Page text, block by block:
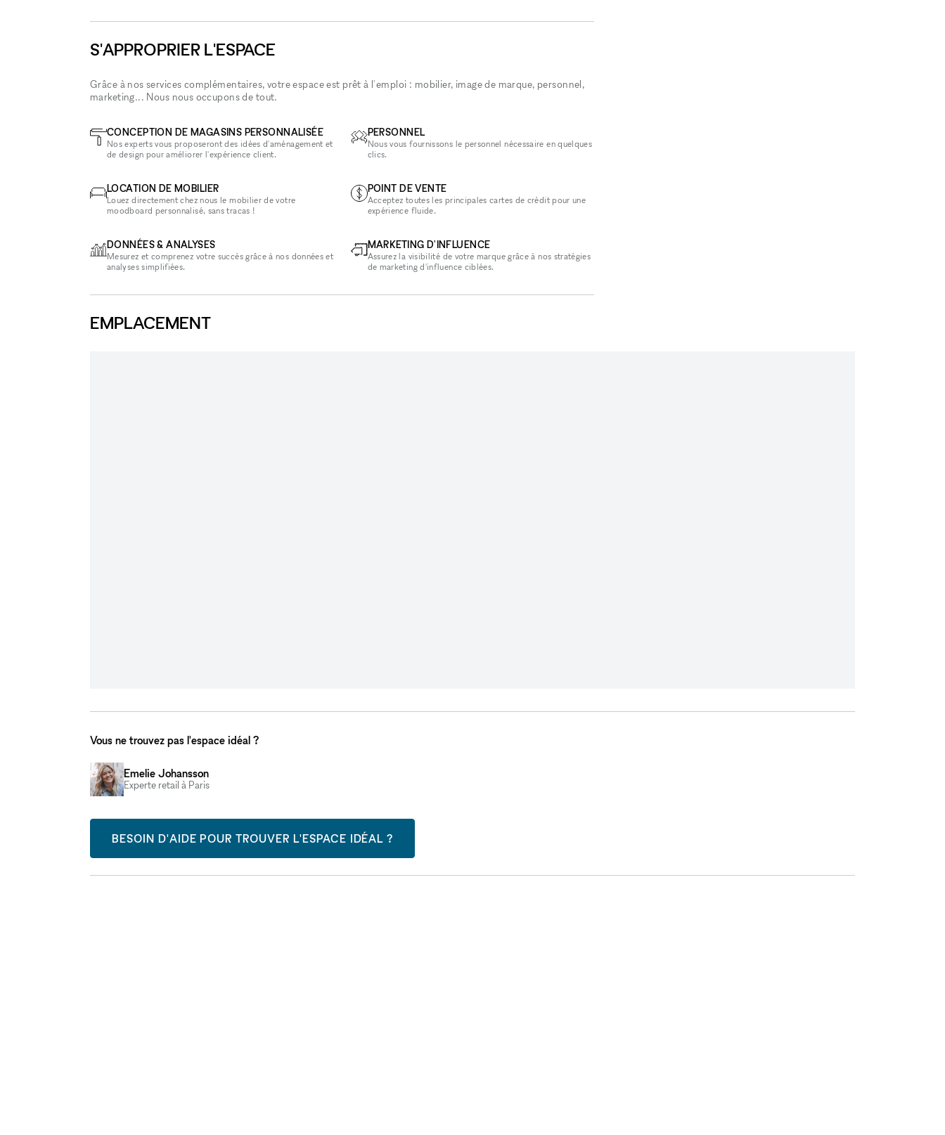
S'APPROPRIER L'ESPACE
Grâce à nos services complémentaires, votre espace est prêt à l'emploi : mobilier, image de marque, personnel,
marketing... Nous nous occupons de tout.
CONCEPTION DE MAGASINS PERSONNALISÉE
Nos experts vous proposeront des idées d'aménagement et
de design pour améliorer l'expérience client.
LOCATION DE MOBILIER
Louez directement chez nous le mobilier de votre
moodboard personnalisé, sans tracas !
DONNÉES & ANALYSES
Mesurez et comprenez votre succès grâce à nos données et
analyses simplifiées.
PERSONNEL
Nous vous fournissons le personnel nécessaire en quelques
clics.
POINT DE VENTE
Acceptez toutes les principales cartes de crédit pour une
expérience fluide.
MARKETING D'INFLUENCE
Assurez la visibilité de votre marque grâce à nos stratégies
de marketing d'influence ciblées.
EMPLACEMENT
Vous ne trouvez pas l'espace idéal ?
Emelie Johansson
Experte retail à Paris
BESOIN D'AIDE POUR TROUVER L'ESPACE IDÉAL ?